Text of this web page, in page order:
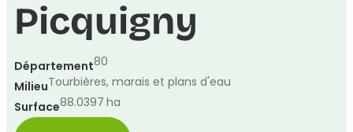
Picquigny
Département80
MilieuTourbières, marais et plans d'eau
Surface88.0397 ha